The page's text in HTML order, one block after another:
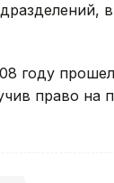
году
право на